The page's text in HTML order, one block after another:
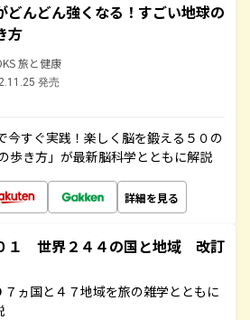
どんどん強くなる！すごい地球の
方
旅と健康
発売
今すぐ実践！楽しく脳を鍛える５０の
歩き方」が最新脳科学とともに解説
詳細を見る
１ 世界２４４の国と地域 改訂
７ヵ国と４７地域を旅の雑学とともに